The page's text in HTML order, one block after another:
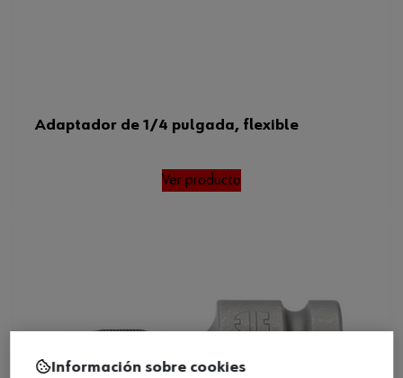
Adaptador de 1/4 pulgada, flexible
Ver producto
Información sobre cookies